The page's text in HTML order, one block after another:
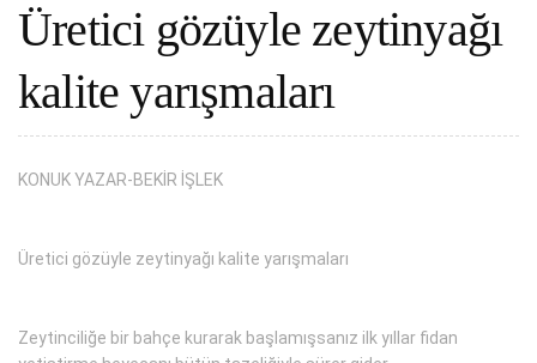
Üretici gözüyle zeytinyağı
kalite yarışmaları
KONUK YAZAR-BEKİR İŞLEK
Üretici gözüyle zeytinyağı kalite yarışmaları
Zeytinciliğe bir bahçe kurarak başlamışsanız ilk yıllar fidan